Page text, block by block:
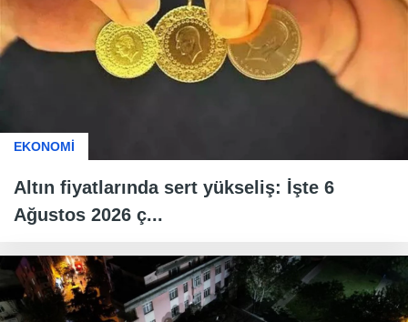
EKONOMİ
Altın fiyatlarında sert yükseliş: İşte 6
Ağustos 2026 ç...